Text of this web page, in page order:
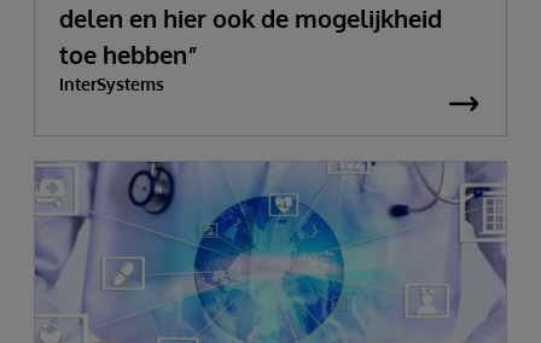
delen en hier ook de mogelijkheid
toe hebben”
InterSystems